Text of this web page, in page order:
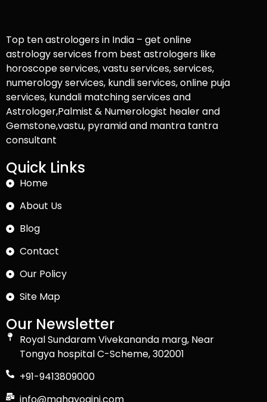
Top ten astrologers in India – get online
astrology services from best astrologers like
horoscope services, vastu services, services,
numerology services, kundli services, online puja
services, kundali matching services and
Astrologer,Palmist & Numerologist healer and
Gemstone,vastu, pyramid and mantra tantra
consultant
Quick Links
Home
About Us
Blog
Contact
Our Policy
Site Map
Our Newsletter
Royal Sundaram Vivekananda marg, Near
Tongya hospital C-Scheme, 302001
+91-9413809000